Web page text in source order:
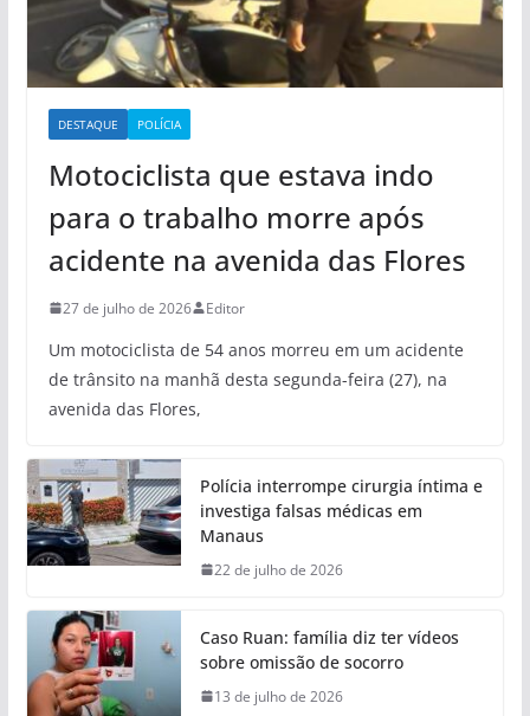
DESTAQUE POLÍCIA
Motociclista que estava indo
para o trabalho morre após
acidente na avenida das Flores
27 de julho de 2026 Editor
Um motociclista de 54 anos morreu em um acidente
de trânsito na manhã desta segunda-feira (27), na
avenida das Flores,
Polícia interrompe cirurgia íntima e
investiga falsas médicas em
Manaus
22 de julho de 2026
Caso Ruan: família diz ter vídeos
sobre omissão de socorro
13 de julho de 2026